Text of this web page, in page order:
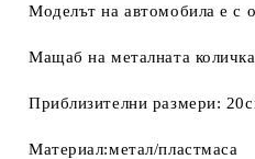
Моделът на автомобила е с
Мащаб на металната
Приблизителни размери:
Материал:метал/пластмаса